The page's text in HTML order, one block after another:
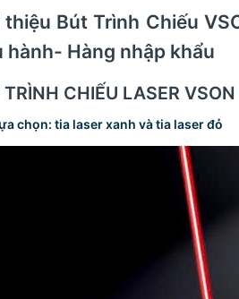
thiệu Bút Trình Chiếu
hành- Hàng nhập khẩu
TRÌNH CHIẾU LASER
chọn: tia laser xanh và tia laser đỏ